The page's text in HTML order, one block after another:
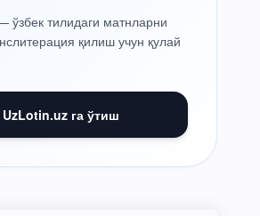
ўзбек тилидаги матнларни
қилиш учун қулай
UzLotin.uz га ўтиш